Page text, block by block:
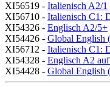
XI56519 - Italienisch A2/1
XI56710 - Italienisch C1:
XI54326 - Englisch A2/5+
XI54426 - Global English
XI56712 - Italienisch C1:
XI54328 - Englisch A2
XI54428 - Global English